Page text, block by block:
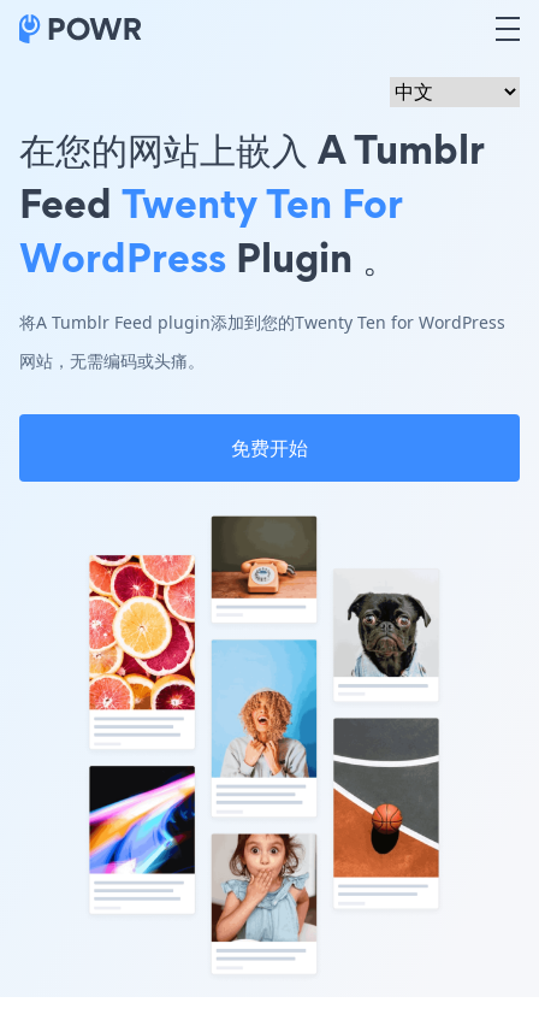
在您的网站上嵌入 A Tumblr
Feed Twenty Ten For
WordPress Plugin 。
将A Tumblr Feed plugin添加到您的Twenty Ten for WordPress
网站，无需编码或头痛。
免费开始